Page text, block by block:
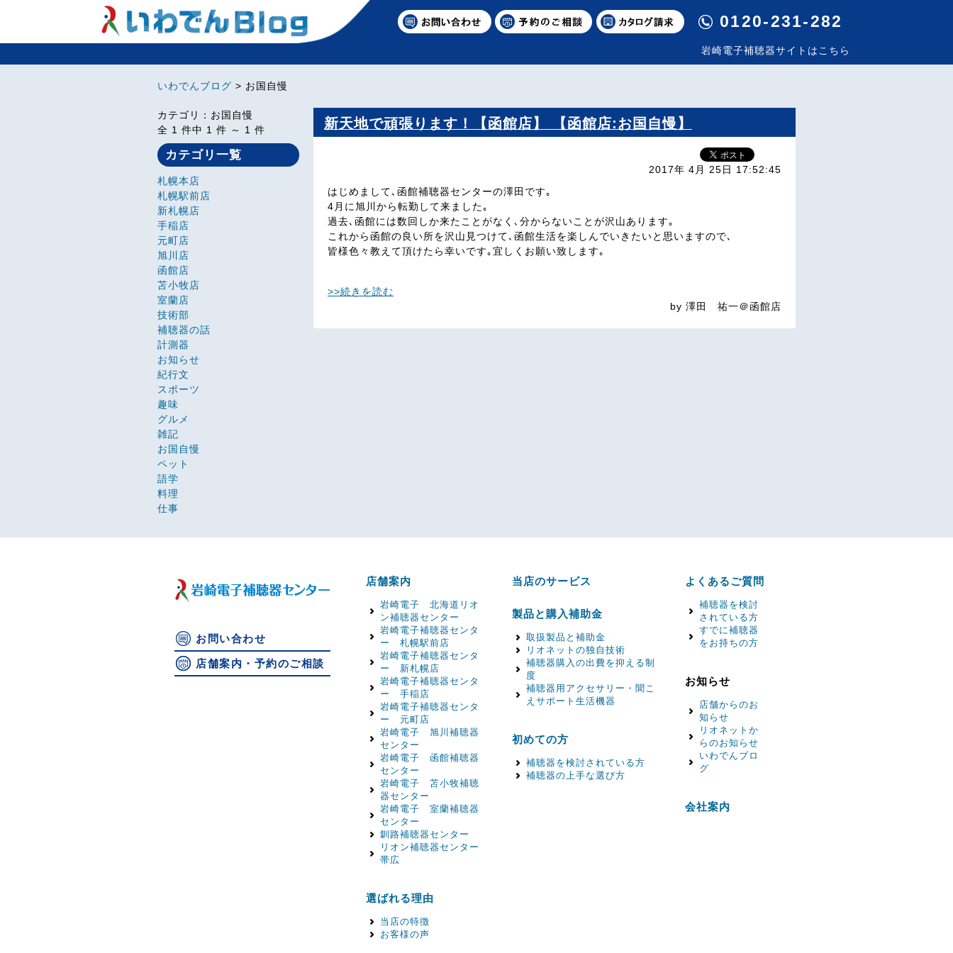
0120-231-282
岩崎電子補聴器サイトはこちら
いわでんブログ > お国自慢
新天地で頑張ります！【函館店】 【函館店:お国自慢】
2017年 4月 25日 17:52:45
はじめまして､函館補聴器センターの澤田です｡
4月に旭川から転勤して来ました｡
過去､函館には数回しか来たことがなく､分からないことが沢山あります｡
これから函館の良い所を沢山見つけて､函館生活を楽しんでいきたいと思いますので､
皆様色々教えて頂けたら幸いです｡宜しくお願い致します｡
>>続きを読む
by 澤田 祐一＠函館店
カテゴリ：お国自慢
全 1 件中 1 件 ～ 1 件
カテゴリ一覧
札幌本店
札幌駅前店
新札幌店
手稲店
元町店
旭川店
函館店
苫小牧店
室蘭店
技術部
補聴器の話
計測器
お知らせ
紀行文
スポーツ
趣味
グルメ
雑記
お国自慢
ペット
語学
料理
仕事
お問い合わせ
店舗案内・予約のご相談
店舗案内
岩崎電子 北海道リオ
ン補聴器センター
岩崎電子補聴器センタ
ー 札幌駅前店
岩崎電子補聴器センタ
ー 新札幌店
岩崎電子補聴器センタ
ー 手稲店
岩崎電子補聴器センタ
ー 元町店
岩崎電子 旭川補聴器
センター
岩崎電子 函館補聴器
センター
岩崎電子 苫小牧補聴
器センター
岩崎電子 室蘭補聴器
センター
釧路補聴器センター
リオン補聴器センター
帯広
選ばれる理由
当店の特徴
お客様の声
当店のサービス
製品と購入補助金
取扱製品と補助金
リオネットの独自技術
補聴器購入の出費を抑える制
度
補聴器用アクセサリー・聞こ
えサポート生活機器
初めての方
補聴器を検討されている方
補聴器の上手な選び方
よくあるご質問
補聴器を検討
されている方
すでに補聴器
をお持ちの方
お知らせ
店舗からのお
知らせ
リオネットか
らのお知らせ
いわでんブロ
グ
会社案内